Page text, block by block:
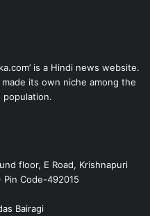
is a Hindi news website.
its own niche among the
population.
floor, E Road, Krishnapuri
Pin Code-492015
Bairagi